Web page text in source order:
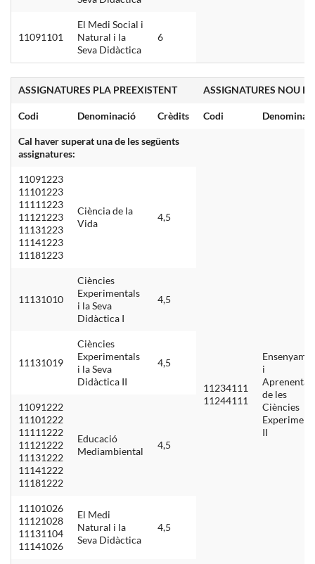
11091101
El Medi Social i
Natural i la
Seva Didàctica
6
ASSIGNATURES PLA PREEXISTENT ASSIGNATURES NOU
Codi Denominació Crèdits Codi
Cal haver superat una de les següents
assignatures:
11234111
11244111
i
de les
Ciències
II
11091223
11101223
11111223
11121223
11131223
11141223
11181223
Ciència de la
Vida
4,5
11131010
Ciències
Experimentals
i la Seva
Didàctica I
4,5
11131019
Ciències
Experimentals
i la Seva
Didàctica II
4,5
11091222
11101222
11111222
11121222
11131222
11141222
11181222
Educació
Mediambiental
4,5
11101026
11121028
11131104
11141026
El Medi
Natural i la
Seva Didàctica
4,5